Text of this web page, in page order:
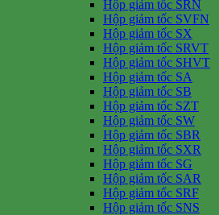
Hộp giảm tốc SRN
Hộp giảm tốc SVFN
Hộp giảm tốc SX
Hộp giảm tốc SRVT
Hộp giảm tốc SHVT
Hộp giảm tốc SA
Hộp giảm tốc SB
Hộp giảm tốc SZT
Hộp giảm tốc SW
Hộp giảm tốc SBR
Hộp giảm tốc SXR
Hộp giảm tốc SG
Hộp giảm tốc SAR
Hộp giảm tốc SRF
Hộp giảm tốc SNS